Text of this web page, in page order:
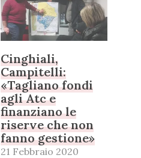
Cinghiali,
Campitelli:
«Tagliano fondi
agli Atc e
finanziano le
riserve che non
fanno gestione»
21 Febbraio 2020